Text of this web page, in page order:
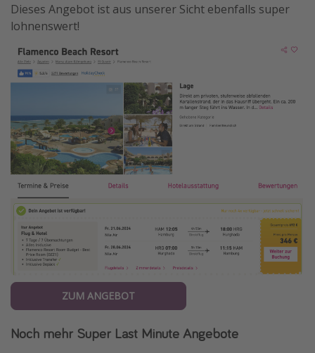
Dieses Angebot ist aus unserer Sicht ebenfalls super
lohnenswert!
ZUM ANGEBOT
Noch mehr Super Last Minute Angebote